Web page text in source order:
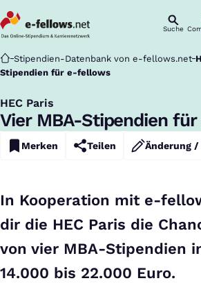
Suche
Startseite
Stipendien-Datenbank von e-fellows.net
Stipendien für e-fellows
HEC Paris
:
Vier MBA-Stipendien
Merken Teilen Änderung /
In Kooperation mit e-
dir die HEC Paris die
von vier MBA-Stipendien
14.000 bis 22.000 Euro.